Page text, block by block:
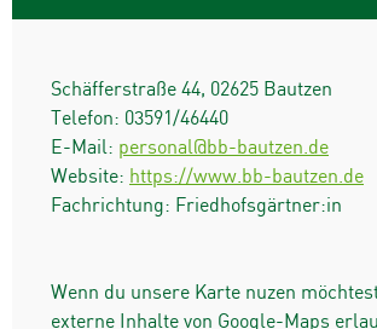
Schäfferstraße 44, 02625 Bautzen
Telefon: 03591/46440
E-Mail: personal@bb-bautzen.de
Website: https://www.bb-bautzen.de
Fachrichtung: Friedhofsgärtner:in
Wenn du unsere Karte nuzen
externe Inhalte von Google-Maps